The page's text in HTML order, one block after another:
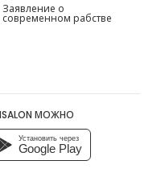
Заявление о
современном рабстве
МОЖНО
Установить через
Google Play